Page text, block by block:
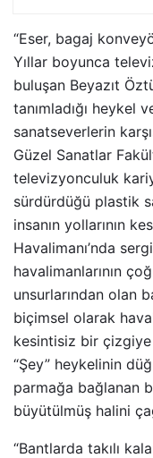
“Eser, bagaj
Yıllar boyunca
buluşan Beyazıt
tanımladığı heykel
sanatseverlerin
Güzel Sanatlar
televizyonculuk
sürdürdüğü plastik
insanın yollarının
Havalimanı’nda
havalimanlarının
unsurlarından olan
biçimsel olarak
kesintisiz bir
“Şey” heykelinin
parmağa bağlanan
büyütülmüş halini
“Bantlarda takılı